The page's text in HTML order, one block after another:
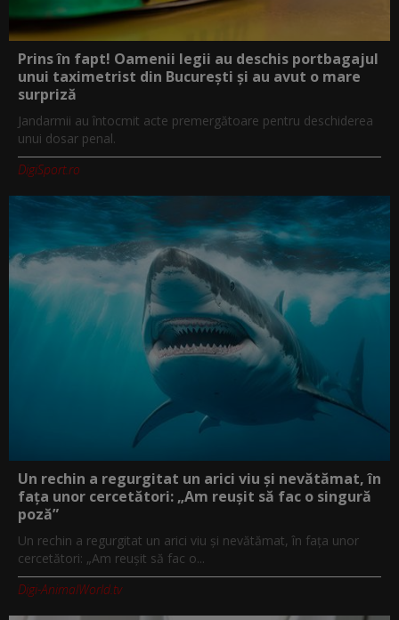
Prins în fapt! Oamenii legii au deschis portbagajul
unui taximetrist din București și au avut o mare
surpriză
Jandarmii au întocmit acte premergătoare pentru deschiderea
unui dosar penal.
DigiSport.ro
Un rechin a regurgitat un arici viu și nevătămat, în
fața unor cercetători: „Am reușit să fac o singură
poză”
Un rechin a regurgitat un arici viu și nevătămat, în fața unor
cercetători: „Am reușit să fac o...
Digi-AnimalWorld.tv